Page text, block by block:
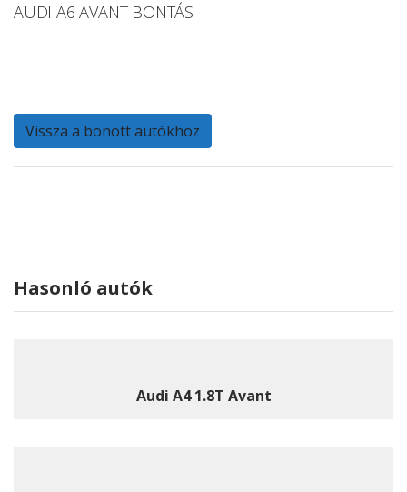
AUDI A6 AVANT BONTÁS
Vissza a bonott autókhoz
Hasonló autók
Audi A4 1.8T Avant